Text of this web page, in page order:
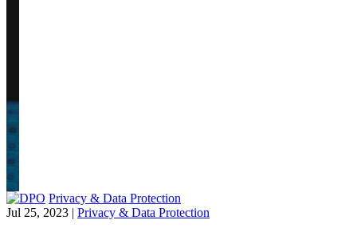
Privacy & Data Protection
Jul 25, 2023 | Privacy & Data Protection